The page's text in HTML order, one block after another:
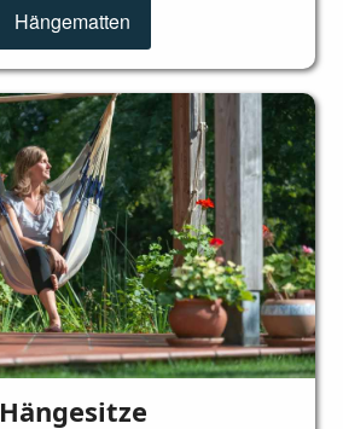
Hängematten
Hängesitze